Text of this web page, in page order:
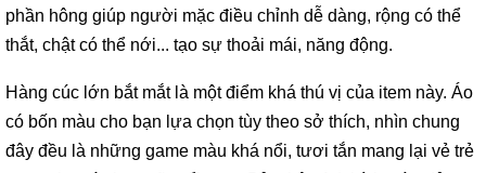
phần hông giúp người mặc điều chỉnh dễ dàng, rộng có thể
thắt, chật có thể nới... tạo sự thoải mái, năng động.
Hàng cúc lớn bắt mắt là một điểm khá thú vị của item này. Áo
có bốn màu cho bạn lựa chọn tùy theo sở thích, nhìn chung
đây đều là những game màu khá nổi, tươi tắn mang lại vẻ trẻ